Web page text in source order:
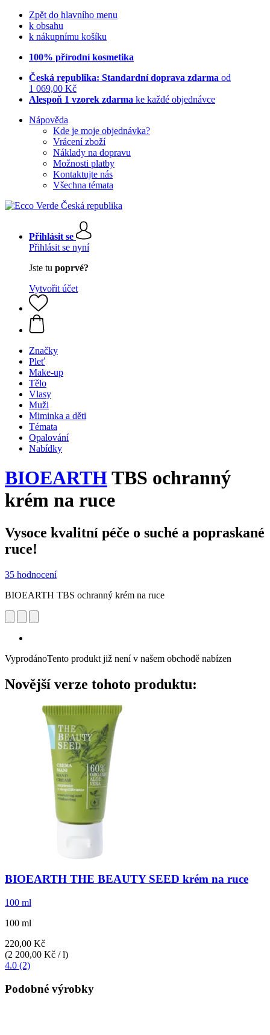
Zpět do hlavního menu
k obsahu
k nákupnímu košíku
100% přírodní kosmetika
Česká republika: Standardní doprava zdarma od
1 069,00 Kč
Alespoň 1 vzorek zdarma ke každé objednávce
Nápověda
Kde je moje objednávka?
Vrácení zboží
Náklady na dopravu
Možnosti platby
Kontaktujte nás
Všechna témata
Přihlásit se
Přihlásit se nyní
Jste tu poprvé?
Vytvořit účet
Značky
Pleť
Make-up
Tělo
Vlasy
Muži
Miminka a děti
Témata
Opalování
Nabídky
BIOEARTHTBS ochranný
krém na ruce
Vysoce kvalitní péče o suché a popraskané
ruce!
35 hodnocení
BIOEARTH TBS ochranný krém na ruce
VyprodánoTento produkt již není v našem obchodě nabízen
Novější verze tohoto produktu:
BIOEARTH THE BEAUTY SEED krém na ruce
100 ml
100 ml
220,00 Kč
(2 200,00 Kč / l)
4.0 (2)
Podobné výrobky